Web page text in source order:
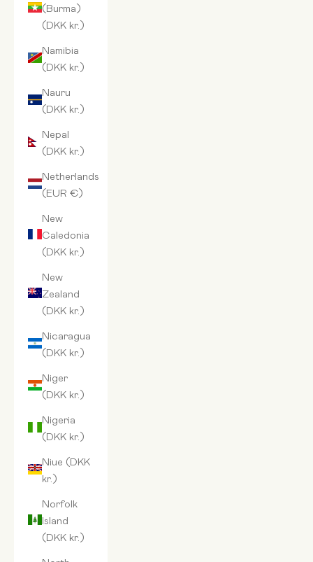
(Burma)
(DKK kr.)
Namibia
(DKK kr.)
Nauru
(DKK kr.)
Nepal
(DKK kr.)
Netherlands
(EUR €)
New
Caledonia
(DKK kr.)
New
Zealand
(DKK kr.)
Nicaragua
(DKK kr.)
Niger
(DKK kr.)
Nigeria
(DKK kr.)
Niue (DKK
kr.)
Norfolk
Island
(DKK kr.)